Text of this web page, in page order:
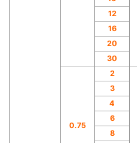
12
16
20
30
0.75
2
3
4
6
8